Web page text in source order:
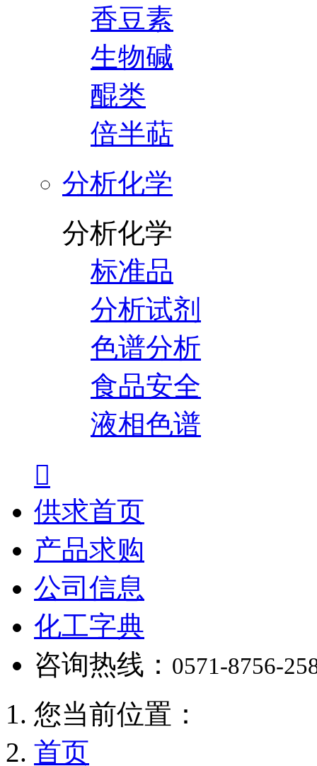
香豆素
生物碱
醌类
倍半萜
分析化学
分析化学
标准品
分析试剂
色谱分析
食品安全
液相色谱

供求首页
产品求购
公司信息
化工字典
咨询热线： 0571-8756-
您当前位置：
首页